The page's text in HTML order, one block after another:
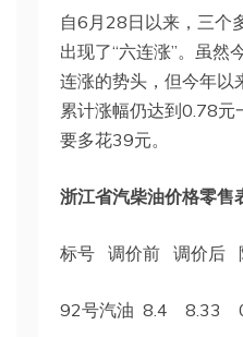
自6月28日以来，三个
出现了“六连涨”。虽然
连涨的势头，但今年以
累计涨幅仍达到0.78元
要多花39元。
浙江省汽柴油价格零售
标号 调价前 调价后
92号汽油 8.4 8.33